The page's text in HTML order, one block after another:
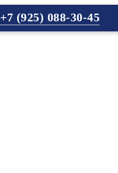
+7 (925) 088-30-45